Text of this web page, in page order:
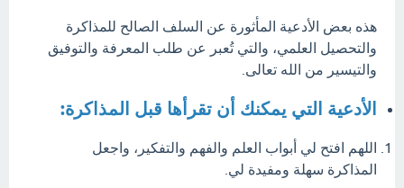
هذه بعض الأدعية المأثورة عن السلف الصالح للمذاكرة
والتحصيل العلمي، والتي تُعبر عن طلب المعرفة والتوفيق
والتيسير من الله تعالى.
الأدعية التي يمكنك أن تقرأها قبل المذاكرة:
اللهم افتح لي أبواب العلم والفهم والتفكير، واجعل
المذاكرة سهلة ومفيدة لي.